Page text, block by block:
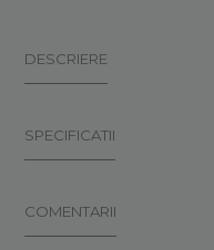
DESCRIERE
SPECIFICATII
COMENTARII